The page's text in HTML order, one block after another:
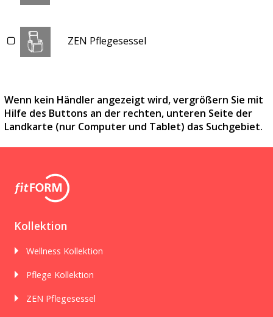
ZEN Pflegesessel
Wenn kein Händler angezeigt wird, vergrößern Sie mit
Hilfe des Buttons an der rechten, unteren Seite der
Landkarte (nur Computer und Tablet) das Suchgebiet.
Kollektion
Wellness Kollektion
Pflege Kollektion
ZEN Pflegesessel